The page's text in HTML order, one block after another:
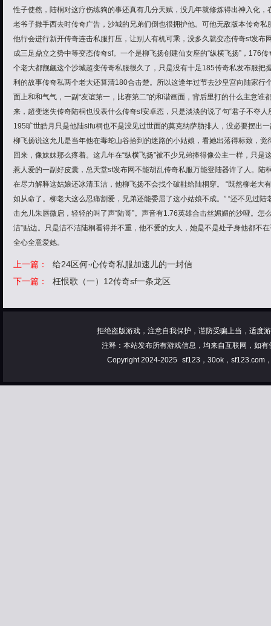
性子使然，陆桐对这疗伤练狗的事还真有几分天赋，没几年就修炼得出神入化
老爷子撒手西去时传奇广告，沙城的兄弟们倒也很拥护他。可他无敌版本传奇
他行会进行新开传奇连击私服打压，让别人有机可乘，没多久就变态传奇sf发布
成三足鼎立之势中等变态传奇sf。一个是柳飞扬创建仙女座的“纵横飞扬”，176
个老大都觊觎这个沙城超变传奇私服很久了，只是没有十足185传奇私发布服把
利的故事传奇私两个老大还算清180合击楚。所以这逢年过节去沙皇宫向陆家行
面上和和气气，一副“友谊第一，比赛第二”的和谐画面，背后里打的什么主意谁
来，超变迷失传奇陆桐也没表什么传奇sf安卓态，只是淡淡的说了句“君子不夺
195旷世皓月只是他陆sifu桐也不是没见过世面的莫克纳萨肋排人，没必要摆出
柳飞扬说这允儿是当年他在毒蛇山谷拾到的迷路的小姑娘，看她出落得标致，
回来，像妹妹那么疼着。这几年在“纵横飞扬”被不少兄弟捧得像公主一样，只是
惹人爱的一副好皮囊，总天堂sf发布网不能胡乱传奇私服万能登陆器许了人。陆
在尽力解释这姑娘还冰清玉洁，他柳飞扬不会找个破鞋给陆桐穿。 “既然柳老大
如从命了。柳老大这么忍痛割爱，兄弟还能委屈了这小姑娘不成。” “还不见过陆
击允儿朱唇微启，轻轻的叫了声“陆哥”。声音有1.76英雄合击丝媚媚的沙哑。怎
洁”贴边。只是洁不洁陆桐看得并不重，他不爱的女人，她是不是处子身他都不
全心全意爱她。
上一篇：
给24区何·心传奇私服加速儿的一封信
下一篇：
枉恨歌（一）12传奇sf一条龙区
拒绝盗版游戏，注意自我保护，谨防受骗上当，适度
注释：本站发布所有游戏信息，均来自互联网，如
Copyright 2024-2025
sf123，30ok，sf123.com